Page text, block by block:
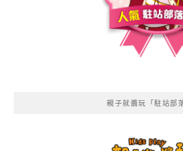
親子就醬玩「駐站部